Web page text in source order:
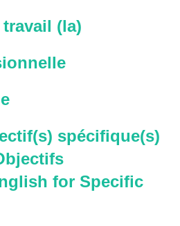
(la)
spécifique(s)
for Specific